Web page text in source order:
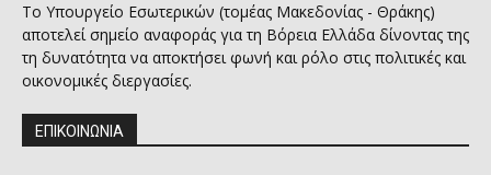
Το Υπουργείο Εσωτερικών (τομέας Μακεδονίας - Θράκης)
αποτελεί σημείο αναφοράς για τη Βόρεια Ελλάδα δίνοντας της
τη δυνατότητα να αποκτήσει φωνή και ρόλο στις πολιτικές και
οικονομικές διεργασίες.
ΕΠΙΚΟΙΝΩΝΙΑ